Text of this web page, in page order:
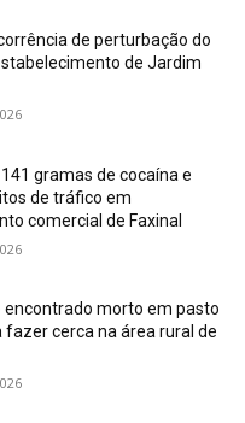
de perturbação do
de Jardim
gramas de cocaína e
de tráfico em
comercial de Faxinal
encontrado morto em pasto
fazer cerca na área rural de